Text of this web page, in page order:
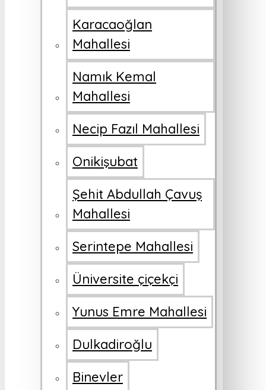
Karacaoğlan
Mahallesi
Namık Kemal
Mahallesi
Necip Fazıl Mahallesi
Onikişubat
Şehit Abdullah Çavuş
Mahallesi
Serintepe Mahallesi
Üniversite çiçekçi
Yunus Emre Mahallesi
Dulkadiroğlu
Binevler